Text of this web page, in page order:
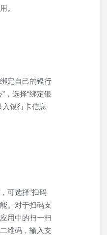
。
定自己的银行
，选择“绑定银
入银行卡信息
可选择“扫码
。对于扫码支
用中的扫一扫
维码，输入支